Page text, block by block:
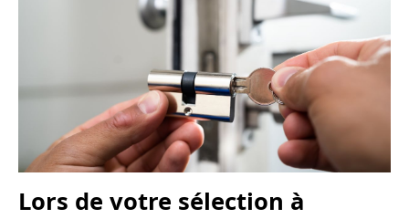
Lors de votre sélection à